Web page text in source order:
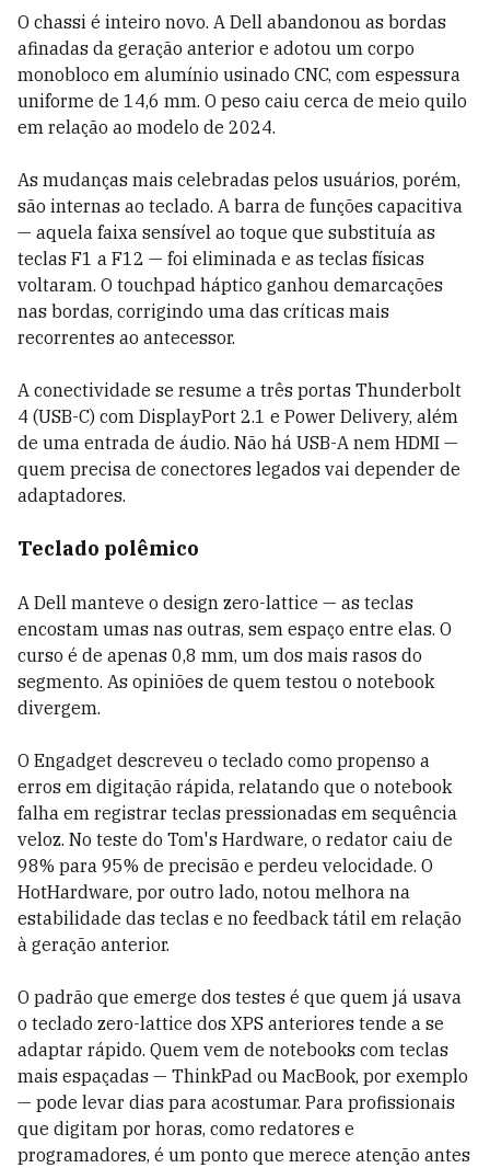
O chassi é inteiro novo. A Dell abandonou as bordas
afinadas da geração anterior e adotou um corpo
monobloco em alumínio usinado CNC, com espessura
uniforme de 14,6 mm. O peso caiu cerca de meio quilo
em relação ao modelo de 2024.
As mudanças mais celebradas pelos usuários, porém,
são internas ao teclado. A barra de funções capacitiva
— aquela faixa sensível ao toque que substituía as
teclas F1 a F12 — foi eliminada e as teclas físicas
voltaram. O touchpad háptico ganhou demarcações
nas bordas, corrigindo uma das críticas mais
recorrentes ao antecessor.
A conectividade se resume a três portas Thunderbolt
4 (USB-C) com DisplayPort 2.1 e Power Delivery, além
de uma entrada de áudio. Não há USB-A nem HDMI —
quem precisa de conectores legados vai depender de
adaptadores.
Teclado polêmico
A Dell manteve o design zero-lattice — as teclas
encostam umas nas outras, sem espaço entre elas. O
curso é de apenas 0,8 mm, um dos mais rasos do
segmento. As opiniões de quem testou o notebook
divergem.
O Engadget descreveu o teclado como propenso a
erros em digitação rápida, relatando que o notebook
falha em registrar teclas pressionadas em sequência
veloz. No teste do Tom's Hardware, o redator caiu de
98% para 95% de precisão e perdeu velocidade. O
HotHardware, por outro lado, notou melhora na
estabilidade das teclas e no feedback tátil em relação
à geração anterior.
O padrão que emerge dos testes é que quem já usava
o teclado zero-lattice dos XPS anteriores tende a se
adaptar rápido. Quem vem de notebooks com teclas
mais espaçadas — ThinkPad ou MacBook, por exemplo
— pode levar dias para acostumar. Para profissionais
que digitam por horas, como redatores e
programadores, é um ponto que merece atenção antes